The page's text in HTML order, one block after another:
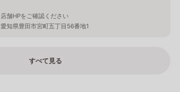
店舗HPをご確認ください
愛知県豊田市宮町五丁目56番地1
すべて見る